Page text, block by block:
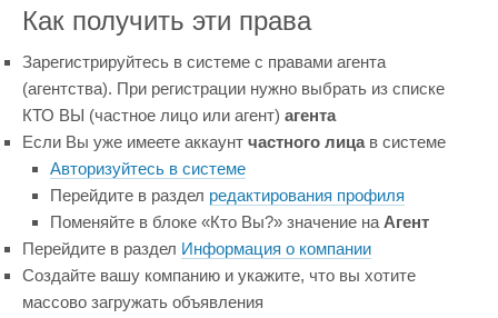
Как получить эти права
Зарегистрируйтесь в системе с правами агента
(агентства). При регистрации нужно выбрать из списке
КТО ВЫ (частное лицо или агент) агента
Если Вы уже имеете аккаунт частного лицав системе
Авторизуйтесь в системе
Перейдите в раздел редактирования профиля
Поменяйте в блоке «Кто Вы?» значение на Агент
Перейдите в раздел Информация о компании
Создайте вашу компанию и укажите, что вы хотите
массово загружать объявления